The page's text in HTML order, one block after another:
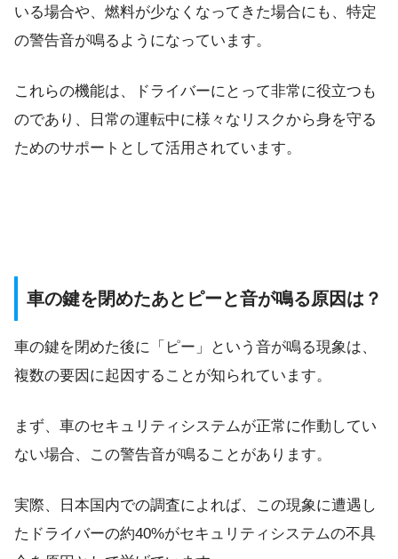
いる場合や、燃料が少なくなってきた場合にも、特定
の警告音が鳴るようになっています。
これらの機能は、ドライバーにとって非常に役立つも
のであり、日常の運転中に様々なリスクから身を守る
ためのサポートとして活用されています。
車の鍵を閉めたあとピーと音が鳴る原因は？
車の鍵を閉めた後に「ピー」という音が鳴る現象は、
複数の要因に起因することが知られています。
まず、車のセキュリティシステムが正常に作動してい
ない場合、この警告音が鳴ることがあります。
実際、日本国内での調査によれば、この現象に遭遇し
たドライバーの約40%がセキュリティシステムの不具